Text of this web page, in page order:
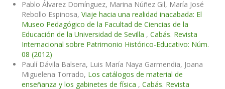
Pablo Álvarez Domínguez, Marina Núñez Gil, María José
Rebollo Espinosa, Viaje hacia una realidad inacabada: El
Museo Pedagógico de la Facultad de Ciencias de la
Educación de la Universidad de Sevilla , Cabás. Revista
Internacional sobre Patrimonio Histórico-Educativo: Núm.
08 (2012)
Paulí Dávila Balsera, Luis María Naya Garmendia, Joana
Miguelena Torrado, Los catálogos de material de
enseñanza y los gabinetes de física , Cabás. Revista